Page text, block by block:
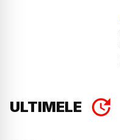
ULTIMELE